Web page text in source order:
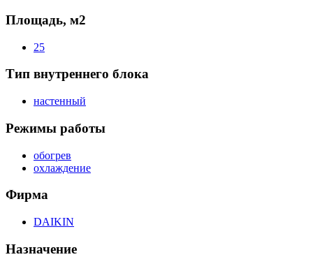
Площадь, м2
25
Тип внутреннего блока
настенный
Режимы работы
обогрев
охлаждение
Фирма
DAIKIN
Назначение